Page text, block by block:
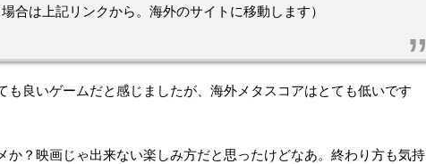
合は上記リンクから。海外のサイトに移動します）
も良いゲームだと感じましたが、海外メタスコアはとても低いです
か？映画じゃ出来ない楽しみ方だと思ったけどなあ。終わり方も気持